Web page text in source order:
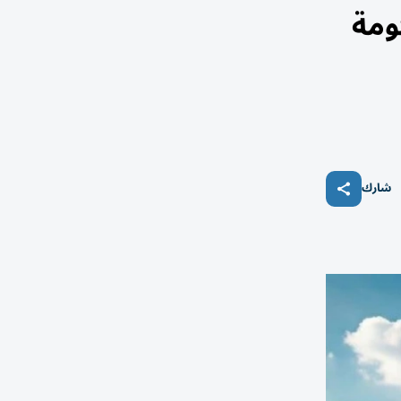
شارك